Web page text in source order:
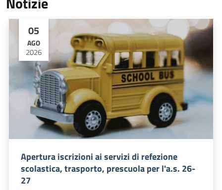
05
AGO
2026
Apertura iscrizioni ai servizi di refezione
scolastica, trasporto, prescuola per l'a.s. 26-
27